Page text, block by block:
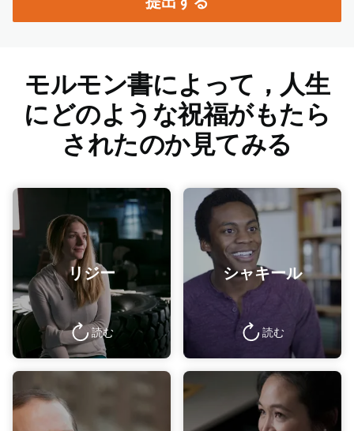
モルモン書によって，人生
にどのような祝福がもたら
されたのか見てみる
リジー
読む
シャキール
読む